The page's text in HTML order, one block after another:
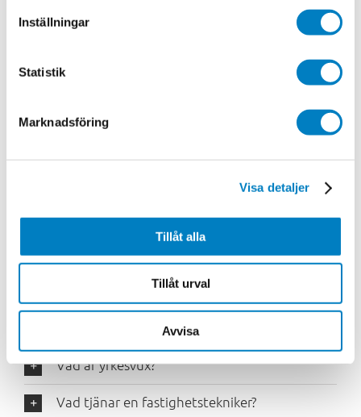
Inställningar
Statistik
Marknadsföring
Visa detaljer
Tillåt alla
Tillåt urval
Avvisa
100% studietakt, 88 veckor
Pris
Utbildningen kostar inget men du måste själv betala
Vanliga frågor om
utbildningen
Vad är yrkesvux?
Vad tjänar en fastighetstekniker?